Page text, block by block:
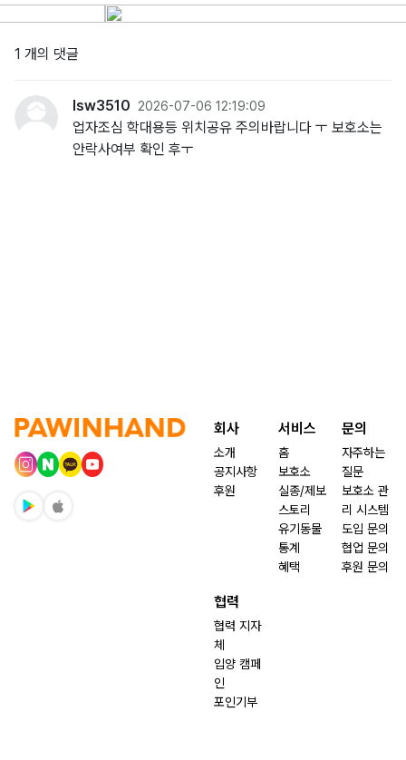
1 개의 댓글
lsw3510 2026-07-06 12:19:09
업자조심 학대용등 위치공유 주의바랍니다 ㅜ 보호소는
안락사여부 확인 후ㅜ
회사
소개
공지사항
후원
서비스
홈
보호소
실종/제보
스토리
유기동물
통계
혜택
문의
자주하는
질문
보호소 관
리 시스템
도입 문의
협업 문의
후원 문의
협력
협력 지자
체
입양 캠페
인
포인기부